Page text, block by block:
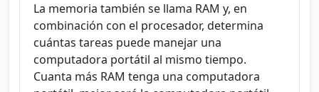
La memoria también se llama RAM y, en
combinación con el procesador, determina
cuántas tareas puede manejar una
computadora portátil al mismo tiempo.
Cuanta más RAM tenga una computadora